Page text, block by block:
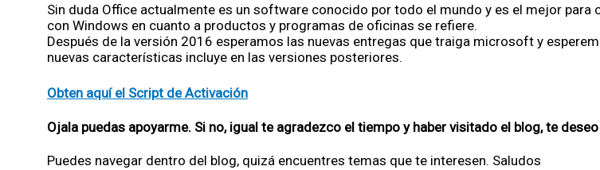
Sin duda Office actualmente es un software conocido por todo el mundo y es el mejor para
con Windows en cuanto a productos y programas de oficinas se refiere.
Después de la versión 2016 esperamos las nuevas entregas que traiga microsoft y
nuevas características incluye en las versiones posteriores.
Obten aquí el Script de Activación
Ojala puedas apoyarme. Si no, igual te agradezco el tiempo y haber visitado el blog,te
Puedes navegar dentro del blog, quizá encuentres temas que te interesen. Saludos